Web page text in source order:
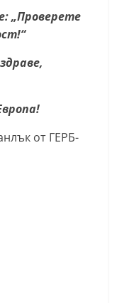
„Проверете
от ГЕРБ-